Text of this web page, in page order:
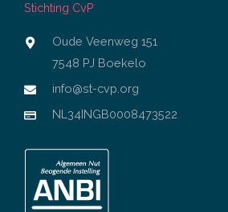
Stichting CvP
Oude Veenweg 151
7548 PJ Boekelo
info@st-cvp.org
NL34INGB0008473522